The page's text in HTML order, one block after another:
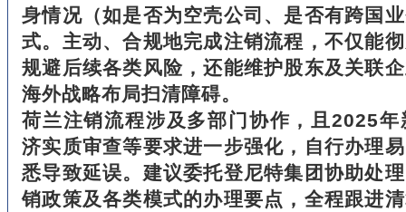
身情况（如是否为空壳公司、是否有跨国
式。主动、合规地完成注销流程，不仅能
规避后续各类风险，还能维护股东及关联
海外战略布局扫清障碍。
荷兰注销流程涉及多部门协作，且2025
济实质审查等要求进一步强化，自行办理
悉导致延误。建议委托登尼特集团协助处
销政策及各类模式的办理要点，全程跟进